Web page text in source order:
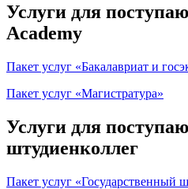
Услуги для
Academy
Пакет услуг «Бакалавриат и
Пакет услуг «Магистратура»
Услуги для
штудиенколлег
Пакет услуг «Государственный